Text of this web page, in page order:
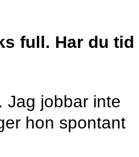
full. Har du tid
Jag jobbar inte
hon spontant